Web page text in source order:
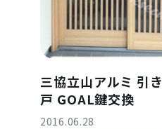
三協立山アルミ 引き
戸 GOAL鍵交換
2016.06.28